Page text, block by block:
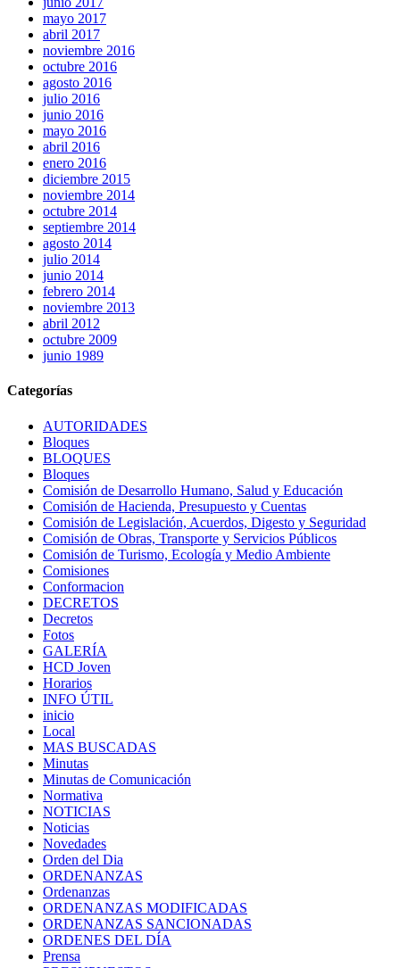
mayo 2017
abril 2017
noviembre 2016
octubre 2016
agosto 2016
julio 2016
junio 2016
mayo 2016
abril 2016
enero 2016
diciembre 2015
noviembre 2014
octubre 2014
septiembre 2014
agosto 2014
julio 2014
junio 2014
febrero 2014
noviembre 2013
abril 2012
octubre 2009
junio 1989
Categorías
AUTORIDADES
Bloques
BLOQUES
Bloques
Comisión de Desarrollo Humano, Salud y Educación
Comisión de Hacienda, Presupuesto y Cuentas
Comisión de Legislación, Acuerdos, Digesto y Seguridad
Comisión de Obras, Transporte y Servicios Públicos
Comisión de Turismo, Ecología y Medio Ambiente
Comisiones
Conformacion
DECRETOS
Decretos
Fotos
GALERÍA
HCD Joven
Horarios
INFO ÚTIL
inicio
Local
MAS BUSCADAS
Minutas
Minutas de Comunicación
Normativa
NOTICIAS
Noticias
Novedades
Orden del Dia
ORDENANZAS
Ordenanzas
ORDENANZAS MODIFICADAS
ORDENANZAS SANCIONADAS
ORDENES DEL DÍA
Prensa